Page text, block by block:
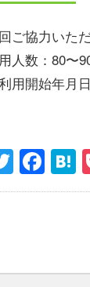
ご協力いた
人数：80〜
用開始年月
Twitter